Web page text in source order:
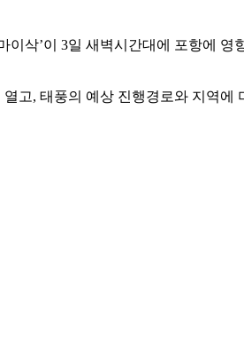
이삭’이 3일 새벽시간대에 포항에 영
고, 태풍의 예상 진행경로와 지역에